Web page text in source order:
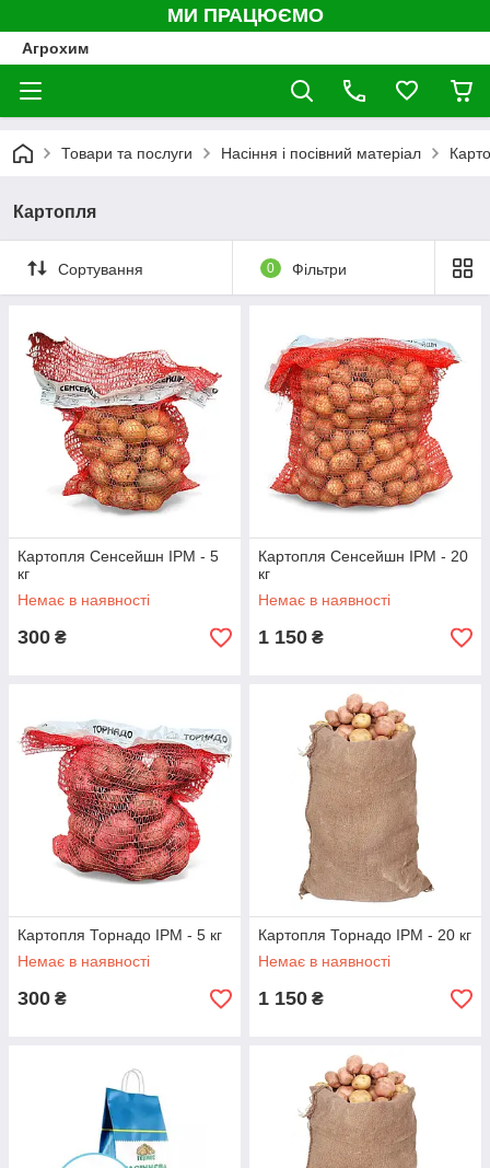
МИ ПРАЦЮЄМО
Агрохим
Товари та послуги Насіння і посівний матеріал
Картопля
Сортування 0 Фільтри
Картопля Сенсейшн IPM - 5
кг
Немає в наявності
300 ₴
Картопля Сенсейшн IPM - 20
кг
Немає в наявності
1 150 ₴
Картопля Торнадо IPM - 5 кг
Немає в наявності
300 ₴
Картопля Торнадо IPM - 20 кг
Немає в наявності
1 150 ₴